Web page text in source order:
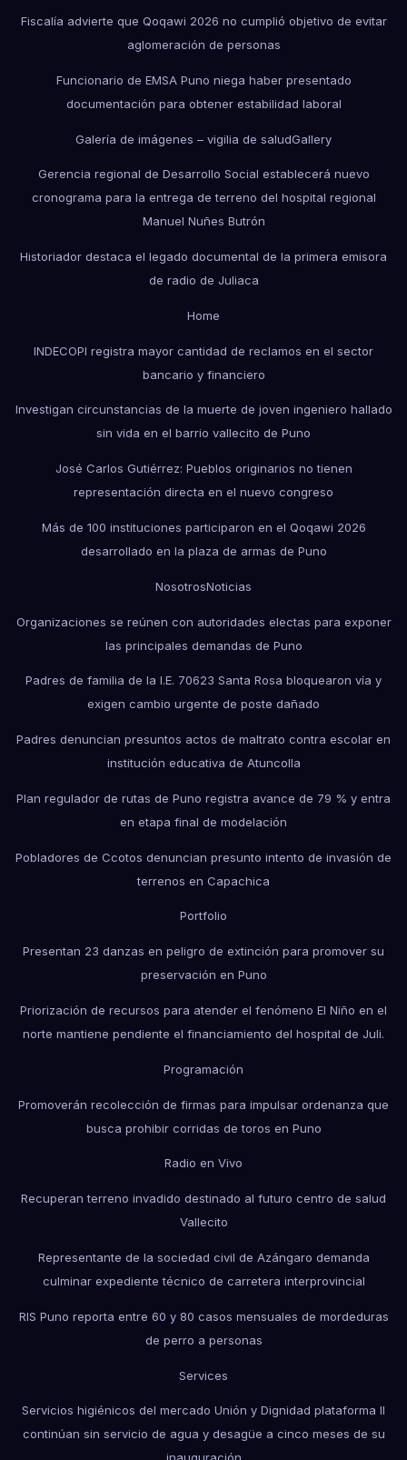
Fiscalía advierte que Qoqawi 2026 no cumplió objetivo de evitar
aglomeración de personas
Funcionario de EMSA Puno niega haber presentado
documentación para obtener estabilidad laboral
Galería de imágenes – vigilia de saludGallery
Gerencia regional de Desarrollo Social establecerá nuevo
cronograma para la entrega de terreno del hospital regional
Manuel Nuñes Butrón
Historiador destaca el legado documental de la primera emisora
de radio de Juliaca
Home
INDECOPI registra mayor cantidad de reclamos en el sector
bancario y financiero
Investigan circunstancias de la muerte de joven ingeniero hallado
sin vida en el barrio vallecito de Puno
José Carlos Gutiérrez: Pueblos originarios no tienen
representación directa en el nuevo congreso
Más de 100 instituciones participaron en el Qoqawi 2026
desarrollado en la plaza de armas de Puno
NosotrosNoticias
Organizaciones se reúnen con autoridades electas para exponer
las principales demandas de Puno
Padres de familia de la I.E. 70623 Santa Rosa bloquearon vía y
exigen cambio urgente de poste dañado
Padres denuncian presuntos actos de maltrato contra escolar en
institución educativa de Atuncolla
Plan regulador de rutas de Puno registra avance de 79 % y entra
en etapa final de modelación
Pobladores de Ccotos denuncian presunto intento de invasión de
terrenos en Capachica
Portfolio
Presentan 23 danzas en peligro de extinción para promover su
preservación en Puno
Priorización de recursos para atender el fenómeno El Niño en el
norte mantiene pendiente el financiamiento del hospital de Juli.
Programación
Promoverán recolección de firmas para impulsar ordenanza que
busca prohibir corridas de toros en Puno
Radio en Vivo
Recuperan terreno invadido destinado al futuro centro de salud
Vallecito
Representante de la sociedad civil de Azángaro demanda
culminar expediente técnico de carretera interprovincial
RIS Puno reporta entre 60 y 80 casos mensuales de mordeduras
de perro a personas
Services
Servicios higiénicos del mercado Unión y Dignidad plataforma II
continúan sin servicio de agua y desagüe a cinco meses de su